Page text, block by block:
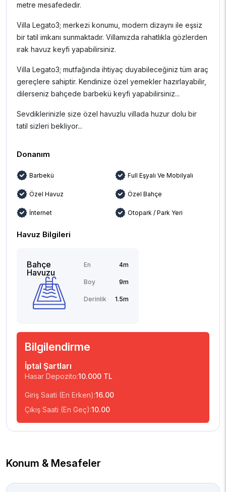
metre mesafededir.
Villa Legato3; merkezi konumu, modern dizaynı ile eşsiz
bir tatil imkanı sunmaktadır. Villamızda rahatlıkla gözlerden
ırak havuz keyfi yapabilirsiniz.
Villa Legato3; mutfağında ihtiyaç duyabileceğiniz tüm araç
gereçlere sahiptir. Kendinize özel yemekler hazırlayabilir,
dilerseniz bahçede barbekü keyfi yapabilirsiniz...
Sevdiklerinizle size özel havuzlu villada huzur dolu bir
tatil sizleri bekliyor...
Donanım
Barbekü Full Eşyalı Ve Mobilyalı
Özel Havuz Özel Bahçe
İnternet Otopark / Park Yeri
Havuz Bilgileri
Bahçe
Havuzu
En 4m
Boy 9m
Derinlik 1.5m
Bilgilendirme
İptal Şartları
Hasar Depozito:10.000 TL
Giriş Saati (En Erken):16.00
Çıkış Saati (En Geç):10.00
Konum & Mesafeler